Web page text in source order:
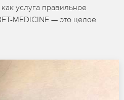
услуга правильное
MEDICINE — это целое